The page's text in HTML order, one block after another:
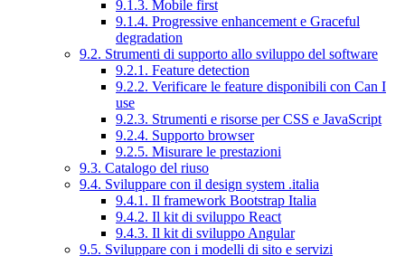
9.1.3. Mobile first
9.1.4. Progressive enhancement e Graceful
degradation
9.2. Strumenti di supporto allo sviluppo del software
9.2.1. Feature detection
9.2.2. Verificare le feature disponibili con Can I
use
9.2.3. Strumenti e risorse per CSS e JavaScript
9.2.4. Supporto browser
9.2.5. Misurare le prestazioni
9.3. Catalogo del riuso
9.4. Sviluppare con il design system .italia
9.4.1. Il framework Bootstrap Italia
9.4.2. Il kit di sviluppo React
9.4.3. Il kit di sviluppo Angular
9.5. Sviluppare con i modelli di sito e servizi